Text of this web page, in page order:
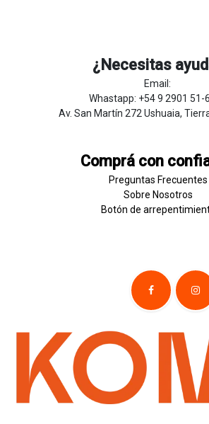
¿Necesitas
Email:
Whastapp: +54 9 2901 51-
Av. San Martín 272 Ushuaia,
Comprá con
Preguntas Frecuentes
Sobre Nosotros
Botón de ​arrepentim